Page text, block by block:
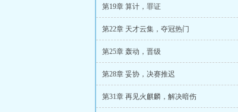
第19章 算计，罪证
第22章 天才云集，夺冠热门
第25章 轰动，晋级
第28章 妥协，决赛推迟
第31章 再见火麒麟，解决暗伤